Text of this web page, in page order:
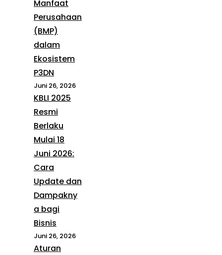
Manfaat
Perusahaan
(BMP)
dalam
Ekosistem
P3DN
Juni 26, 2026
KBLI 2025
Resmi
Berlaku
Mulai 18
Juni 2026:
Cara
Update dan
Dampakny
a bagi
Bisnis
Juni 26, 2026
Aturan